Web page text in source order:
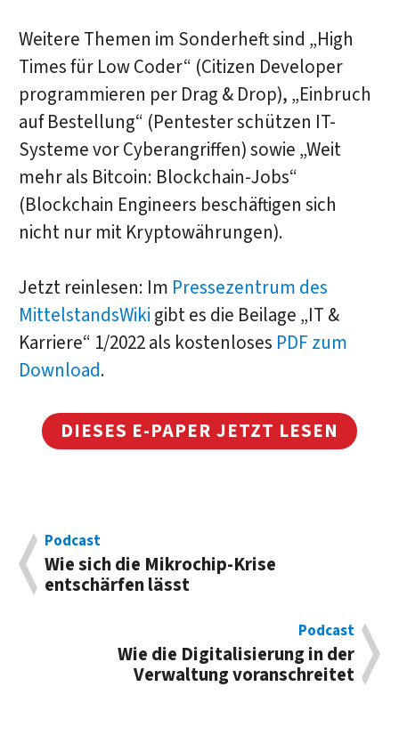
Weitere Themen im Sonderheft sind „High
Times für Low Coder“ (Citizen Developer
programmieren per Drag & Drop), „Einbruch
auf Bestellung“ (Pentester schützen IT-
Systeme vor Cyberangriffen) sowie „Weit
mehr als Bitcoin: Blockchain-Jobs“
(Blockchain Engineers beschäftigen sich
nicht nur mit Kryptowährungen).
Jetzt reinlesen: Im Pressezentrum des
MittelstandsWiki gibt es die Beilage „IT &
Karriere“ 1/2022 als kostenloses PDF zum
Download.
DIESES E-PAPER JETZT LESEN
Podcast
Wie sich die Mikrochip-Krise
entschärfen lässt
Podcast
Wie die Digitalisierung in der
Verwaltung voranschreitet